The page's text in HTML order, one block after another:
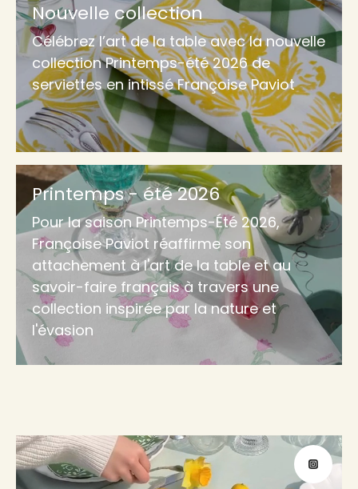
Nouvelle collection
Célébrez l’art de la table avec la nouvelle
collection Printemps-été 2026 de
serviettes en intissé Françoise Paviot
Printemps - été 2026
Pour la saison Printemps-Été 2026,
Françoise Paviot réaffirme son
attachement à l'art de la table et au
savoir-faire français à travers une
collection inspirée par la nature et
l'évasion